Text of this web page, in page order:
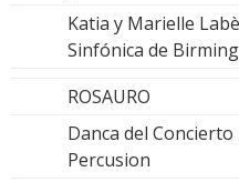
Katia y Marielle
Sinfónica de
ROSAURO
Danca del
Percusion